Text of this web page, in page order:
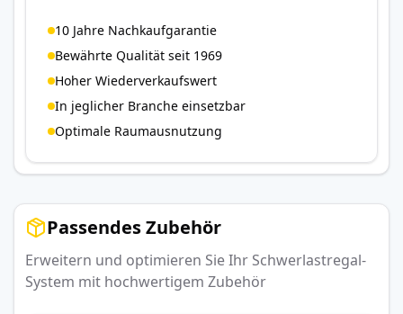
10 Jahre Nachkaufgarantie
Bewährte Qualität seit 1969
Hoher Wiederverkaufswert
In jeglicher Branche einsetzbar
Optimale Raumausnutzung
Passendes Zubehör
Erweitern und optimieren Sie Ihr Schwerlastregal-
System mit hochwertigem Zubehör